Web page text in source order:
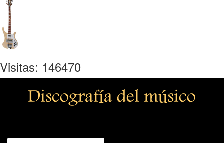
Visitas: 146470
Discografía del músico